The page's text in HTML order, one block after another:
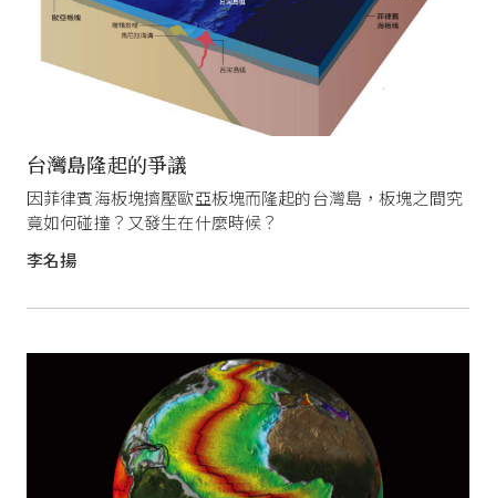
台灣島隆起的爭議
因菲律賓海板塊擠壓歐亞板塊而隆起的台灣島，板塊之間究
竟如何碰撞？又發生在什麼時候？
李名揚